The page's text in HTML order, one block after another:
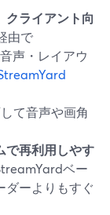
クライアント向
由で
声・レイアウ
て音声や画角
で再利用しやす
ベー
ダーよりもすぐ